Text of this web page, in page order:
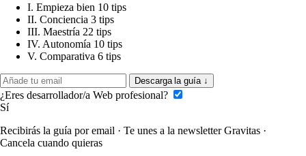
I. Empieza bien 10 tips
II. Conciencia 3 tips
III. Maestría 22 tips
IV. Autonomía 10 tips
V. Comparativa 6 tips
Descarga la guía ↓
¿Eres desarrollador/a Web profesional?
Sí
Recibirás la guía por email · Te unes a la newsletter Gravitas ·
Cancela cuando quieras